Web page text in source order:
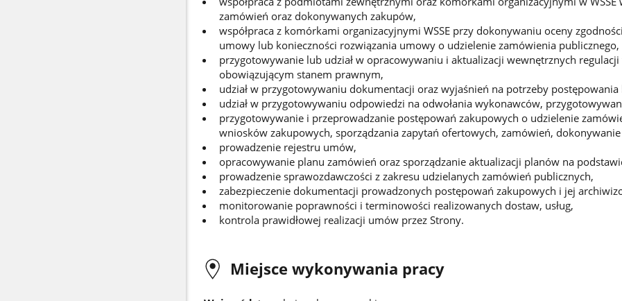
zamówień oraz dokonywanych zakupów,
współpraca z komórkami organizacyjnymi WSSE przy dokonywaniu oceny
umowy lub konieczności rozwiązania umowy o udzielenie zamówienia publicznego,
przygotowywanie lub udział w opracowywaniu i aktualizacji wewnętrznych
obowiązującym stanem prawnym,
udział w przygotowywaniu dokumentacji oraz wyjaśnień na potrzeby
udział w przygotowywaniu odpowiedzi na odwołania wykonawców,
przygotowywanie i przeprowadzanie postępowań zakupowych o udzielenie
wniosków zakupowych, sporządzania zapytań ofertowych, zamówień,
prowadzenie rejestru umów,
opracowywanie planu zamówień oraz sporządzanie aktualizacji planów na
prowadzenie sprawozdawczości z zakresu udzielanych zamówień publicznych,
zabezpieczenie dokumentacji prowadzonych postępowań zakupowych i jej
monitorowanie poprawności i terminowości realizowanych dostaw, usług,
kontrola prawidłowej realizacji umów przez Strony.
Miejsce wykonywania pracy